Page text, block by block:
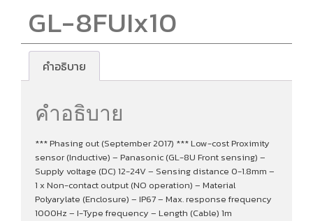
GL-8FUIx10
คำอธิบาย
คำอธิบาย
*** Phasing out (September 2017) *** Low-cost Proximity
sensor (Inductive) – Panasonic (GL-8U Front sensing) –
Supply voltage (DC) 12-24V – Sensing distance 0-1.8mm –
1 x Non-contact output (NO operation) – Material
Polyarylate (Enclosure) – IP67 – Max. response frequency
1000Hz – I-Type frequency – Length (Cable) 1m